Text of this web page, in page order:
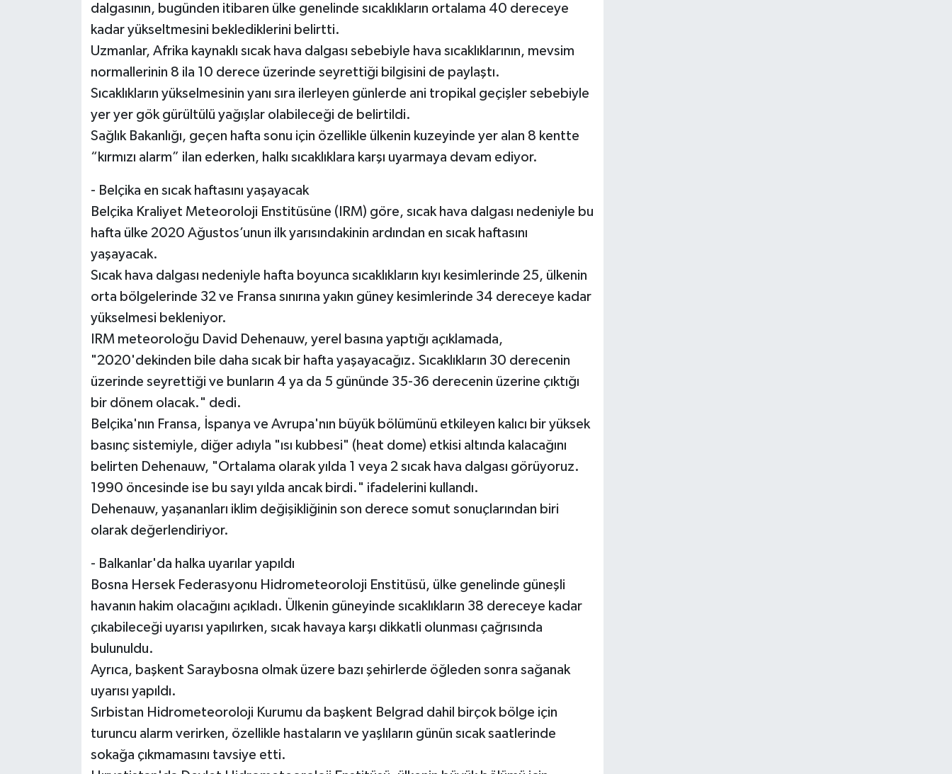
dalgasının, bugünden itibaren ülke genelinde sıcaklıkların ortalama 40 dereceye
kadar yükseltmesini beklediklerini belirtti.
Uzmanlar, Afrika kaynaklı sıcak hava dalgası sebebiyle hava sıcaklıklarının, mevsim
normallerinin 8 ila 10 derece üzerinde seyrettiği bilgisini de paylaştı.
Sıcaklıkların yükselmesinin yanı sıra ilerleyen günlerde ani tropikal geçişler sebebiyle
yer yer gök gürültülü yağışlar olabileceği de belirtildi.
Sağlık Bakanlığı, geçen hafta sonu için özellikle ülkenin kuzeyinde yer alan 8 kentte
“kırmızı alarm” ilan ederken, halkı sıcaklıklara karşı uyarmaya devam ediyor.
- Belçika en sıcak haftasını yaşayacak
Belçika Kraliyet Meteoroloji Enstitüsüne (IRM) göre, sıcak hava dalgası nedeniyle bu
hafta ülke 2020 Ağustos’unun ilk yarısındakinin ardından en sıcak haftasını
yaşayacak.
Sıcak hava dalgası nedeniyle hafta boyunca sıcaklıkların kıyı kesimlerinde 25, ülkenin
orta bölgelerinde 32 ve Fransa sınırına yakın güney kesimlerinde 34 dereceye kadar
yükselmesi bekleniyor.
IRM meteoroloğu David Dehenauw, yerel basına yaptığı açıklamada,
"2020'dekinden bile daha sıcak bir hafta yaşayacağız. Sıcaklıkların 30 derecenin
üzerinde seyrettiği ve bunların 4 ya da 5 gününde 35-36 derecenin üzerine çıktığı
bir dönem olacak." dedi.
Belçika'nın Fransa, İspanya ve Avrupa'nın büyük bölümünü etkileyen kalıcı bir yüksek
basınç sistemiyle, diğer adıyla "ısı kubbesi" (heat dome) etkisi altında kalacağını
belirten Dehenauw, "Ortalama olarak yılda 1 veya 2 sıcak hava dalgası görüyoruz.
1990 öncesinde ise bu sayı yılda ancak birdi." ifadelerini kullandı.
Dehenauw, yaşananları iklim değişikliğinin son derece somut sonuçlarından biri
olarak değerlendiriyor.
- Balkanlar'da halka uyarılar yapıldı
Bosna Hersek Federasyonu Hidrometeoroloji Enstitüsü, ülke genelinde güneşli
havanın hakim olacağını açıkladı. Ülkenin güneyinde sıcaklıkların 38 dereceye kadar
çıkabileceği uyarısı yapılırken, sıcak havaya karşı dikkatli olunması çağrısında
bulunuldu.
Ayrıca, başkent Saraybosna olmak üzere bazı şehirlerde öğleden sonra sağanak
uyarısı yapıldı.
Sırbistan Hidrometeoroloji Kurumu da başkent Belgrad dahil birçok bölge için
turuncu alarm verirken, özellikle hastaların ve yaşlıların günün sıcak saatlerinde
sokağa çıkmamasını tavsiye etti.